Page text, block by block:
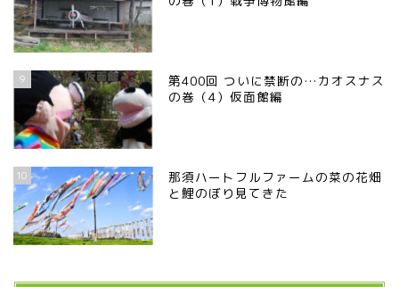
9
第400回 ついに禁断の…カオスナス
の巻（4）仮面館編
10
那須ハートフルファームの菜の花畑
と鯉のぼり見てきた